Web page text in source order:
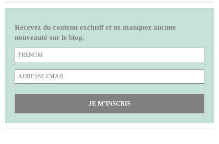
Recevez du contenu exclusif et ne manquez aucune
nouveauté sur le blog.
JE M’INSCRIS